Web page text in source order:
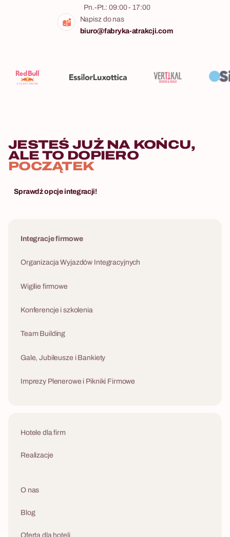
Pn.-Pt.: 09:00 - 17:00
Napisz do nas
biuro@fabryka-atrakcji.com
JESTEŚ JUŻ NA KOŃCU,
ALE TO DOPIERO
POCZĄTEK
Sprawdź opcje integracji!
Integracje firmowe
Organizacja Wyjazdów Integracyjnych
Wigilie firmowe
Konferencje i szkolenia
Team Building
Gale, Jubileusze i Bankiety
Imprezy Plenerowe i Pikniki Firmowe
Hotele dla firm
Realizacje
O nas
Blog
Oferta dla hoteli